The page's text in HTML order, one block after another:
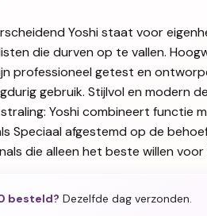
Yoshi staat voor
die durven op te vallen.
professioneel getest en
gebruik. Stijlvol en modern
Yoshi combineert functie
Speciaal afgestemd op de
die alleen het beste willen
besteld? Dezelfde dag verzonden.